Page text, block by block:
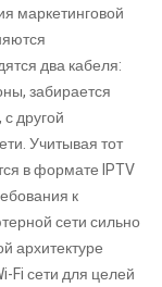
маркетинговой
два кабеля:
забирается
другой
Учитывая тот
в формате IPTV
к
сети сильно
архитектуре
Fi сети для целей